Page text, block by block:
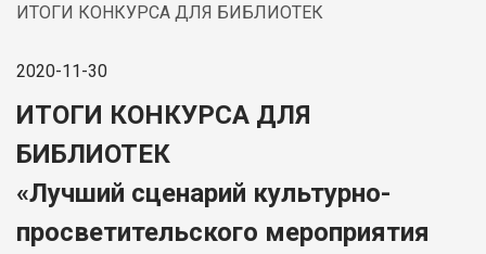
ИТОГИ КОНКУРСА ДЛЯ БИБЛИОТЕК
2020-11-30
ИТОГИ КОНКУРСА ДЛЯ
БИБЛИОТЕК
«Лучший сценарий культурно-
просветительского мероприятия